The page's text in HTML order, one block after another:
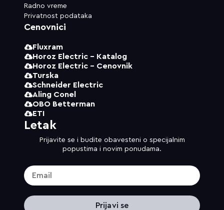
Radno vreme
Privatnost podataka
Cenovnici
Fluxram
Horoz Electric - Katalog
Horoz Electric - Cenovnik
Turska
Schneider Electric
Aling Conel
OBO Betterman
ETI
Letak
Prijavite se i budite obavesteni o specijalnim
popustima i novim ponudama.
Prijavi se